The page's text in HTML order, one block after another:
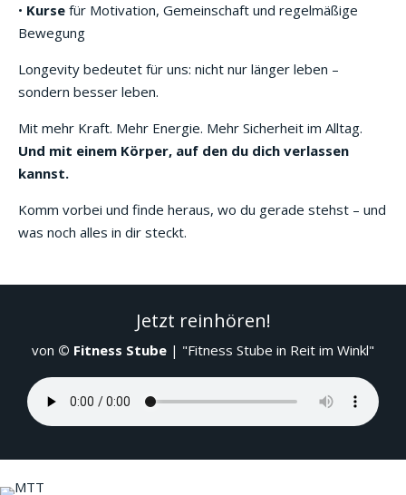
• Kurse für Motivation, Gemeinschaft und regelmäßige
Bewegung
Longevity bedeutet für uns: nicht nur länger leben –
sondern besser leben.
Mit mehr Kraft. Mehr Energie. Mehr Sicherheit im Alltag.
Und mit einem Körper, auf den du dich verlassen
kannst.
Komm vorbei und finde heraus, wo du gerade stehst – und
was noch alles in dir steckt.
Jetzt reinhören!
von © Fitness Stube | "Fitness Stube in Reit im Winkl"